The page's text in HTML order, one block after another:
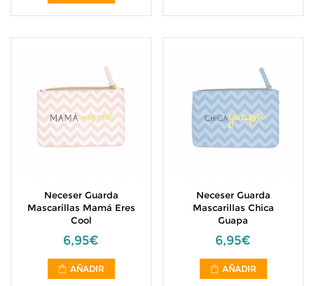
Neceser Guarda
Mascarillas Mamá Eres
Cool
6,95€
AÑADIR
Neceser Guarda
Mascarillas Chica
Guapa
6,95€
AÑADIR